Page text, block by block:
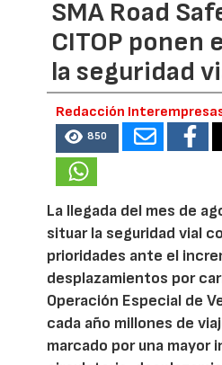
SMA Road
CITOP ponen
la seguridad
Redacción
850
La llegada del mes de
situar la seguridad vial
prioridades ante el
desplazamientos por
Operación Especial de
cada año millones de
marcado por una mayor